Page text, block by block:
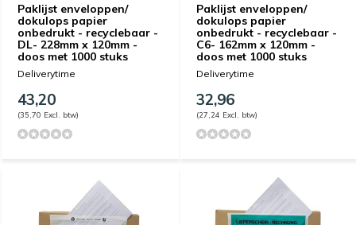
Paklijst enveloppen/
dokulops papier
onbedrukt - recyclebaar -
DL- 228mm x 120mm -
doos met 1000 stuks
Deliverytime
43,20
(35,70 Excl. btw)
Paklijst enveloppen/
dokulops papier
onbedrukt - recyclebaar -
C6- 162mm x 120mm -
doos met 1000 stuks
Deliverytime
32,96
(27,24 Excl. btw)